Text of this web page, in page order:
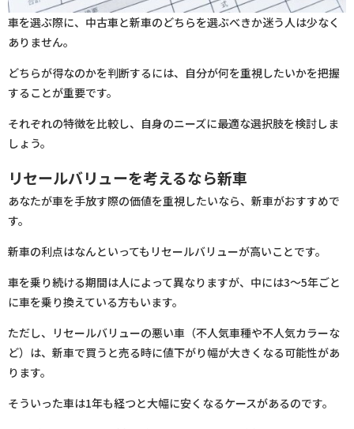
車を選ぶ際に、中古車と新車のどちらを選ぶべきか迷う人は少なく
ありません。
どちらが得なのかを判断するには、自分が何を重視したいかを把握
することが重要です。
それぞれの特徴を比較し、自身のニーズに最適な選択肢を検討しま
しょう。
リセールバリューを考えるなら新車
あなたが車を手放す際の価値を重視したいなら、新車がおすすめで
す。
新車の利点はなんといってもリセールバリューが高いことです。
車を乗り続ける期間は人によって異なりますが、中には3〜5年ごと
に車を乗り換えている方もいます。
ただし、リセールバリューの悪い車（不人気車種や不人気カラーな
ど）は、新車で買うと売る時に値下がり幅が大きくなる可能性があ
ります。
そういった車は1年も経つと大幅に安くなるケースがあるのです。